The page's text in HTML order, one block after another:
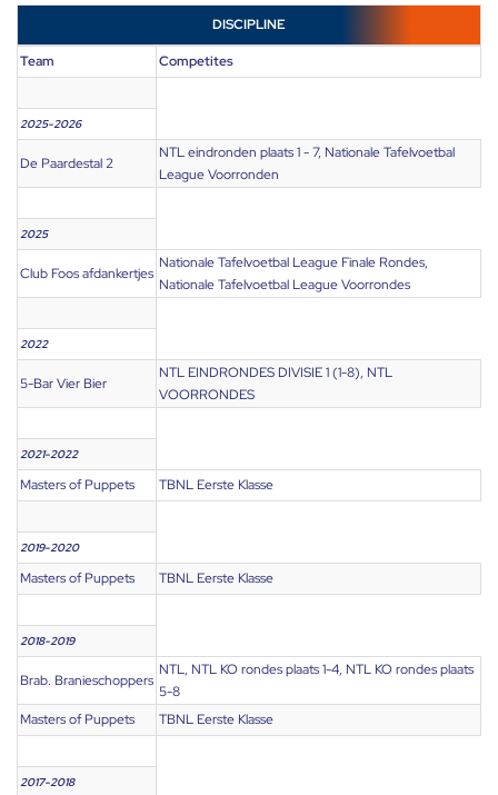
DISCIPLINE
Team Competites
2025-2026
De Paardestal 2
NTL eindronden plaats 1 - 7, Nationale Tafelvoetbal
League Voorronden
2025
Club Foos afdankertjes
Nationale Tafelvoetbal League Finale Rondes,
Nationale Tafelvoetbal League Voorrondes
2022
5-Bar Vier Bier
NTL EINDRONDES DIVISIE 1 (1-8), NTL
VOORRONDES
2021-2022
Masters of Puppets TBNL Eerste Klasse
2019-2020
Masters of Puppets TBNL Eerste Klasse
2018-2019
Brab. Branieschoppers
NTL, NTL KO rondes plaats 1-4, NTL KO rondes plaats
5-8
Masters of Puppets
TBNL Eerste Klasse
2017-2018